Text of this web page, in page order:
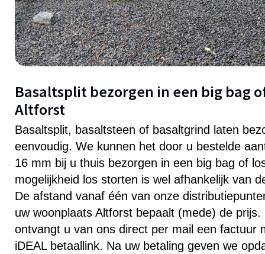
Basaltsplit bezorgen in een big bag
Altforst
Basaltsplit, basaltsteen of basaltgrind laten
eenvoudig. We kunnen het door u bestelde
16 mm bij u thuis bezorgen in een big bag of
mogelijkheid los storten is wel afhankelijk van
De afstand vanaf één van onze
uw woonplaats Altforst bepaalt (mede) de
ontvangt u van ons direct per mail een factuur
iDEAL betaallink. Na uw betaling geven we